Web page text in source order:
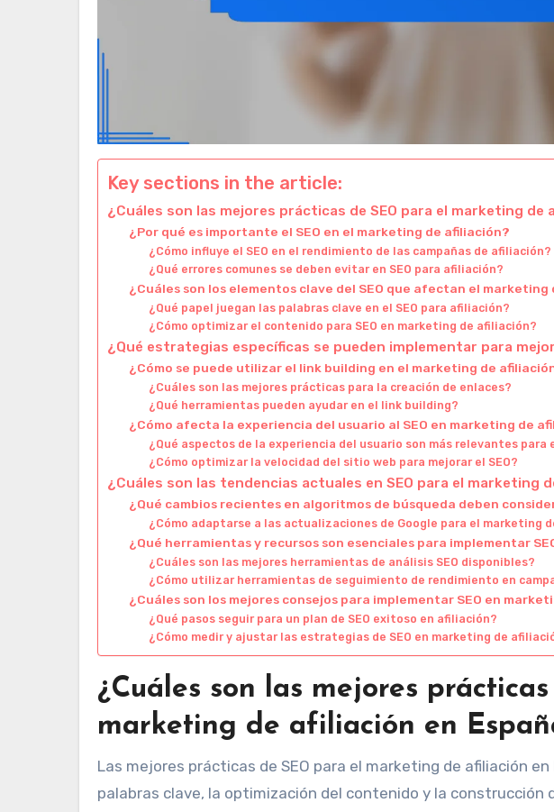
Key sections in the article:
¿Cuáles son las mejores prácticas de SEO para el marketing de
¿Por qué es importante el SEO en el marketing de afiliación?
¿Cómo influye el SEO en el rendimiento de las campañas de afiliación?
¿Qué errores comunes se deben evitar en SEO para afiliación?
¿Cuáles son los elementos clave del SEO que afectan el marketing
¿Qué papel juegan las palabras clave en el SEO para afiliación?
¿Cómo optimizar el contenido para SEO en marketing de afiliación?
¿Qué estrategias específicas se pueden implementar para
¿Cómo se puede utilizar el link building en el marketing de
¿Cuáles son las mejores prácticas para la creación de enlaces?
¿Qué herramientas pueden ayudar en el link building?
¿Cómo afecta la experiencia del usuario al SEO en marketing de
¿Qué aspectos de la experiencia del usuario son más relevantes para
¿Cómo optimizar la velocidad del sitio web para mejorar el SEO?
¿Cuáles son las tendencias actuales en SEO para el marketing
¿Qué cambios recientes en algoritmos de búsqueda deben
¿Cómo adaptarse a las actualizaciones de Google para el marketing
¿Qué herramientas y recursos son esenciales para implementar
¿Cuáles son las mejores herramientas de análisis SEO disponibles?
¿Cómo utilizar herramientas de seguimiento de rendimiento en
¿Cuáles son los mejores consejos para implementar SEO en
¿Qué pasos seguir para un plan de SEO exitoso en afiliación?
¿Cómo medir y ajustar las estrategias de SEO en marketing de
¿Cuáles son las mejores
marketing de afiliación en
Las mejores prácticas de SEO para el marketing de afiliación
palabras clave, la optimización del contenido y la construcción